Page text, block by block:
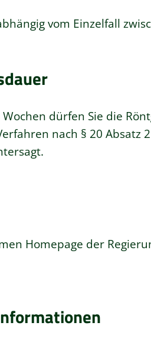
vom Einzelfall
dürfen Sie die
nach § 20 Absatz
Homepage der